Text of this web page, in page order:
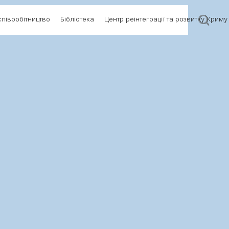
Бібліотека Центр реінтеграції та розвитку Криму